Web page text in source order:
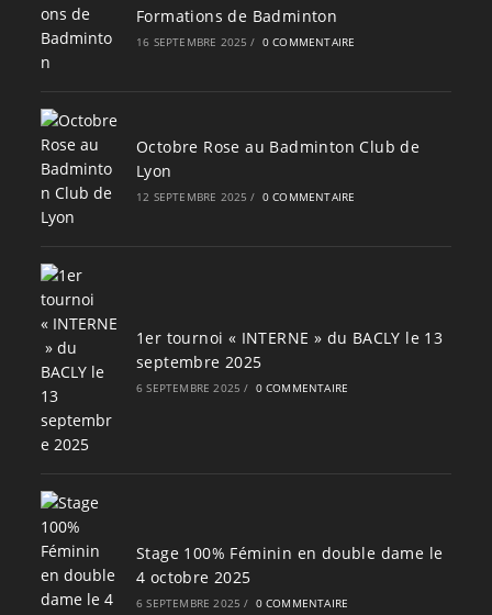
Formations de Badminton
16 SEPTEMBRE 2025 / 0 COMMENTAIRE
Octobre Rose au Badminton Club de
Lyon
12 SEPTEMBRE 2025 / 0 COMMENTAIRE
1er tournoi « INTERNE » du BACLY le 13
septembre 2025
6 SEPTEMBRE 2025 / 0 COMMENTAIRE
Stage 100% Féminin en double dame le
4 octobre 2025
6 SEPTEMBRE 2025 / 0 COMMENTAIRE